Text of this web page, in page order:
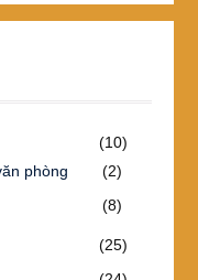
(10)
phòng
(2)
(8)
(25)